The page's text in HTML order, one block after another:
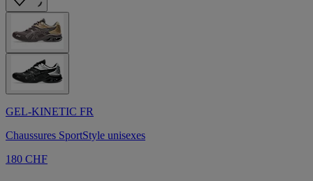
GEL-KINETIC FR
Chaussures SportStyle unisexes
180 CHF